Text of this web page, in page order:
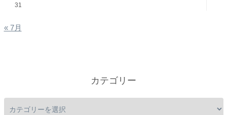
31
« 7月
カテゴリー